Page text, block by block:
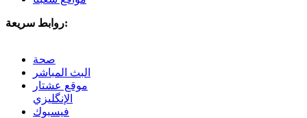
روابط سريعة:
صحة
البث المباشر
موقع عشتار
الإنگليزي
فيسبوك